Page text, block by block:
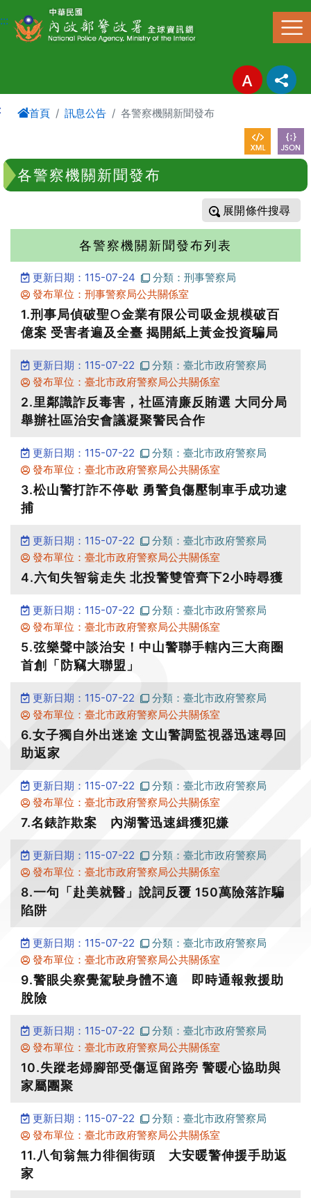
進入內容區塊
:::
首頁 訊息公告 各警察機關新聞發布
各警察機關新聞發布
條件搜尋
各警察機關新聞發布列表
更新日期：115-07-24
分類：刑事警察局
發布單位：刑事警察局公共關係室
1.刑事局偵破聖○金業有限公司吸金規模破百
億案 受害者遍及全臺 揭開紙上黃金投資騙局
更新日期：115-07-22
分類：臺北市政府警察局
發布單位：臺北市政府警察局公共關係室
2.里鄰識詐反毒害，社區清廉反賄選 大同分局
舉辦社區治安會議凝聚警民合作
更新日期：115-07-22
分類：臺北市政府警察局
發布單位：臺北市政府警察局公共關係室
3.松山警打詐不停歇 勇警負傷壓制車手成功逮
捕
更新日期：115-07-22
分類：臺北市政府警察局
發布單位：臺北市政府警察局公共關係室
4.六旬失智翁走失 北投警雙管齊下2小時尋獲
更新日期：115-07-22
分類：臺北市政府警察局
發布單位：臺北市政府警察局公共關係室
5.弦樂聲中談治安！中山警聯手轄內三大商圈
首創「防竊大聯盟」
更新日期：115-07-22
分類：臺北市政府警察局
發布單位：臺北市政府警察局公共關係室
6.女子獨自外出迷途 文山警調監視器迅速尋回
助返家
更新日期：115-07-22
分類：臺北市政府警察局
發布單位：臺北市政府警察局公共關係室
7.名錶詐欺案 內湖警迅速緝獲犯嫌
更新日期：115-07-22
分類：臺北市政府警察局
發布單位：臺北市政府警察局公共關係室
8.一句「赴美就醫」說詞反覆 150萬險落詐騙
陷阱
更新日期：115-07-22
分類：臺北市政府警察局
發布單位：臺北市政府警察局公共關係室
9.警眼尖察覺駕駛身體不適 即時通報救援助
脫險
更新日期：115-07-22
分類：臺北市政府警察局
發布單位：臺北市政府警察局公共關係室
10.失蹤老婦腳部受傷逗留路旁 警暖心協助與
家屬團聚
更新日期：115-07-22
分類：臺北市政府警察局
發布單位：臺北市政府警察局公共關係室
11.八旬翁無力徘徊街頭 大安暖警伸援手助返
家